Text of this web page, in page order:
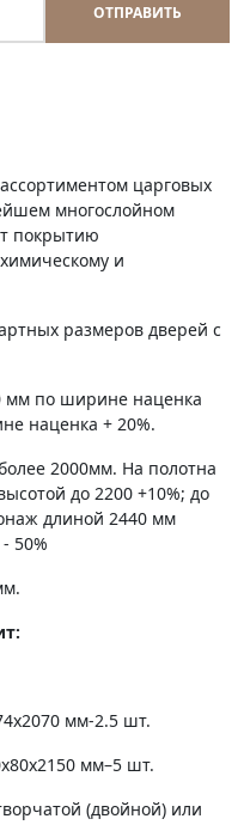
ОТПРАВИТЬ
царговых
многослойном
покрытию
и
размеров дверей с
мм по ширине наценка
наценка + 20%.
2000мм. На полотна
до 2200 +10%; до
длиной 2440 мм
50%
мм-2.5 шт.
мм–5 шт.
(двойной) или